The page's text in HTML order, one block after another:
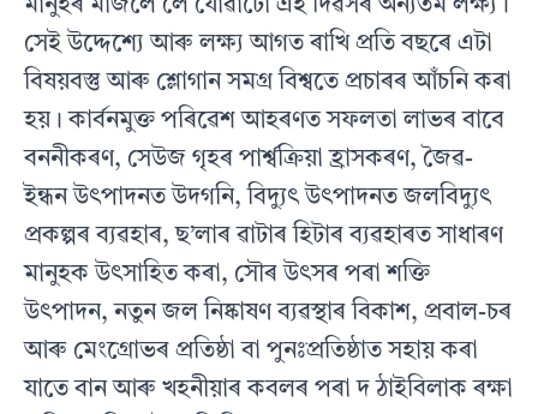
মানুহৰ মাজলৈ লৈ যোৱাটো এই দিৱসৰ অন্যতম লক্ষ্য।
সেই উদ্দেশ্যে আৰু লক্ষ‍্য আগত ৰাখি প্ৰতি বছৰে এটা
বিষয়বস্তু আৰু শ্লোগান সমগ্ৰ বিশ্বতে প্ৰচাৰৰ আঁচনি কৰা
হয়। কাৰ্বনমুক্ত পৰিৱেশ আহৰণত সফলতা লাভৰ বাবে
বননীকৰণ, সেউজ গৃহৰ পাৰ্শ্বক্ৰিয়া হ্ৰাসকৰণ, জৈৱ-
ইন্ধন উৎপাদনত উদগনি, বিদ্যুৎ উৎপাদনত জলবিদ্যুৎ
প্ৰকল্পৰ ব্যৱহাৰ, ছ’লাৰ ৱাটাৰ হিটাৰ ব্যৱহাৰত সাধাৰণ
মানুহক উৎসাহিত কৰা, সৌৰ উৎসৰ পৰা শক্তি
উৎপাদন, নতুন জল নিষ্কাষণ ব্যৱস্থাৰ বিকাশ, প্ৰবাল-চৰ
আৰু মেংগ্ৰোভৰ প্ৰতিষ্ঠা বা পুনঃপ্ৰতিষ্ঠাত সহায় কৰা
যাতে বান আৰু খহনীয়াৰ কবলৰ পৰা দ ঠাইবিলাক ৰক্ষা